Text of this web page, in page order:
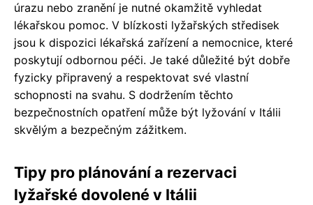
úrazu nebo zranění je nutné okamžitě vyhledat
lékařskou pomoc. V blízkosti lyžařských středisek
jsou k dispozici lékařská zařízení a nemocnice, které
poskytují odbornou péči. Je také důležité být dobře
fyzicky připravený a respektovat své vlastní
schopnosti na svahu. S dodržením těchto
bezpečnostních opatření může být lyžování v Itálii
skvělým a bezpečným zážitkem.
Tipy pro plánování a rezervaci
lyžařské dovolené v Itálii